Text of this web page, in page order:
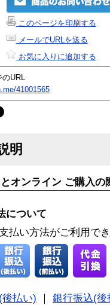
このページを印刷する
メールでURLを送る
お気に入りに追加する
URL
41001565
明
オンライン ご購入の
について
払い方法がご利用で
払い)
銀行振込(後